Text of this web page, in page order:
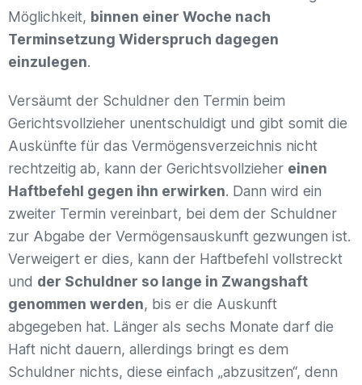
Möglichkeit, binnen einer Woche nach
Terminsetzung Widerspruch dagegen
einzulegen.
Versäumt der Schuldner den Termin beim
Gerichtsvollzieher unentschuldigt und gibt somit die
Auskünfte für das Vermögensverzeichnis nicht
rechtzeitig ab, kann der Gerichtsvollzieher einen
Haftbefehl gegen ihn erwirken. Dann wird ein
zweiter Termin vereinbart, bei dem der Schuldner
zur Abgabe der Vermögensauskunft gezwungen ist.
Verweigert er dies, kann der Haftbefehl vollstreckt
und der Schuldner so lange in Zwangshaft
genommen werden, bis er die Auskunft
abgegeben hat. Länger als sechs Monate darf die
Haft nicht dauern, allerdings bringt es dem
Schuldner nichts, diese einfach „abzusitzen“, denn